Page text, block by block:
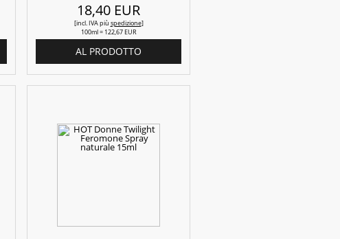
18,40 EUR
[incl. IVApiù spedizione]
100ml = 122,67 EUR
AL PRODOTTO